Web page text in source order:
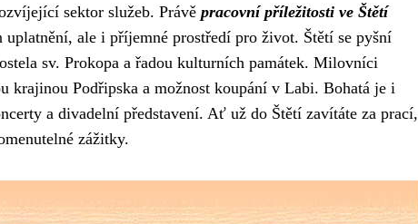
sektor služeb. Právě pracovní příležitosti ve Štětí
ale i příjemné prostředí pro život. Štětí se pyšní
sv. Prokopa a řadou kulturních památek. Milovníci
krajinou Podřipska a možnost koupání v Labi. Bohatá je i
a divadelní představení. Ať už do Štětí zavítáte za prací,
zážitky.